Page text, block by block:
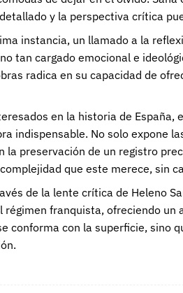
y la perspectiva crítica
instancia, un llamado a la
tan cargado emocional e
radica en su capacidad de
en la historia de
indispensable. No solo expone
la preservación de un registro
que este merece, sin
de la lente crítica de Heleno
franquista, ofreciendo un
conforma con la superficie, sino